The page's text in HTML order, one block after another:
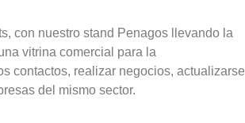
con nuestro stand Penagos llevando la
vitrina comercial para la
contactos, realizar negocios, actualizarse
del mismo sector.